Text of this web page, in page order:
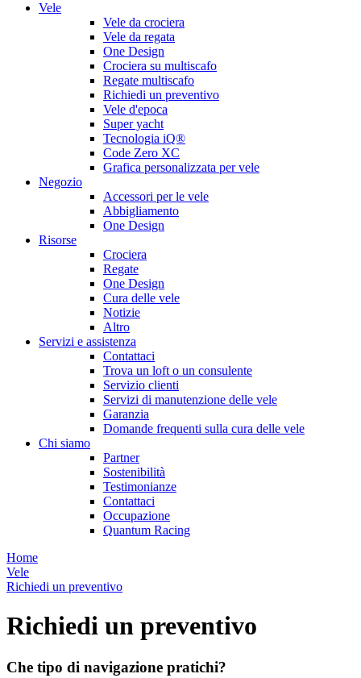
Vele
Vele da crociera
Vele da regata
One Design
Crociera su multiscafo
Regate multiscafo
Richiedi un preventivo
Vele d'epoca
Super yacht
Tecnologia iQ®
Code Zero XC
Grafica personalizzata per vele
Negozio
Accessori per le vele
Abbigliamento
One Design
Risorse
Crociera
Regate
One Design
Cura delle vele
Notizie
Altro
Servizi e assistenza
Contattaci
Trova un loft o un consulente
Servizio clienti
Servizi di manutenzione delle vele
Garanzia
Domande frequenti sulla cura delle vele
Chi siamo
Partner
Sostenibilità
Testimonianze
Contattaci
Occupazione
Quantum Racing
Home
Vele
Richiedi un preventivo
Richiedi un preventivo
Che tipo di navigazione pratichi?